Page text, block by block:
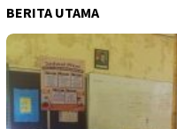
BERITA UTAMA